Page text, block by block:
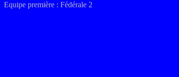
Equipe première : Fédérale 2